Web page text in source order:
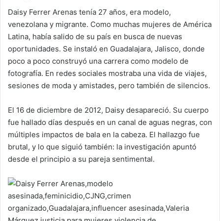
Daisy Ferrer Arenas tenía 27 años, era modelo,
venezolana y migrante. Como muchas mujeres de América
Latina, había salido de su país en busca de nuevas
oportunidades. Se instaló en Guadalajara, Jalisco, donde
poco a poco construyó una carrera como modelo de
fotografía. En redes sociales mostraba una vida de viajes,
sesiones de moda y amistades, pero también de silencios.
El 16 de diciembre de 2012, Daisy desapareció. Su cuerpo
fue hallado días después en un canal de aguas negras, con
múltiples impactos de bala en la cabeza. El hallazgo fue
brutal, y lo que siguió también: la investigación apuntó
desde el principio a su pareja sentimental.